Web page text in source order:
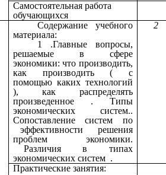
Самостоятельная работа
обучающихся
Содержание учебного
материала:
1 .Главные вопросы,
решаемые в сфере
экономики: что производить,
как производить ( с
помощью каких технологий
), как распределять
произведенное . Типы
экономических систем..
Сопоставление систем по
эффективности решения
проблем экономики.
Различия в типах
экономических систем .
2
Практические занятия: